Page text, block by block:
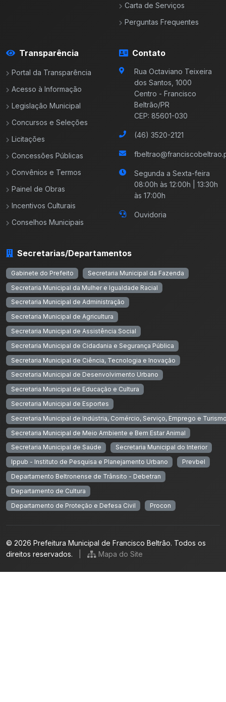
Carta de Serviços
Perguntas Frequentes
Transparência
Portal da Transparência
Acesso à Informação
Legislação Municipal
Concursos e Seleções
Licitações
Concessões Públicas
Convênios e Termos
Painel de Obras
Incentivos Culturais
Conselhos Municipais
Contato
Rua Octaviano Teixeira
dos Santos, 1000
Centro - Francisco
Beltrão/PR
CEP: 85601-030
(46) 3520-2121
Segunda a Sexta-feira
08:00h às 12:00h | 13:30h
às 17:00h
Ouvidoria
Secretarias/Departamentos
Gabinete do Prefeito
Secretaria Municipal da Fazenda
Secretaria Municipal da Mulher e Igualdade Racial
Secretaria Municipal de Administração
Secretaria Municipal de Agricultura
Secretaria Municipal de Assistência Social
Secretaria Municipal de Cidadania e Segurança Pública
Secretaria Municipal de Ciência, Tecnologia e Inovação
Secretaria Municipal de Desenvolvimento Urbano
Secretaria Municipal de Educação e Cultura
Secretaria Municipal de Esportes
Secretaria Municipal de Indústria, Comércio, Serviço, Emprego e
Secretaria Municipal de Meio Ambiente e Bem Estar Animal
Secretaria Municipal de Saúde
Secretaria Municipal do Interior
Ippub - Instituto de Pesquisa e Planejamento Urbano
Prevbel
Departamento Beltronense de Trânsito - Debetran
Departamento de Cultura
Departamento de Proteção e Defesa Civil
Procon
© 2026 Prefeitura Municipal de Francisco Beltrão. Todos os
direitos reservados.
Mapa do Site